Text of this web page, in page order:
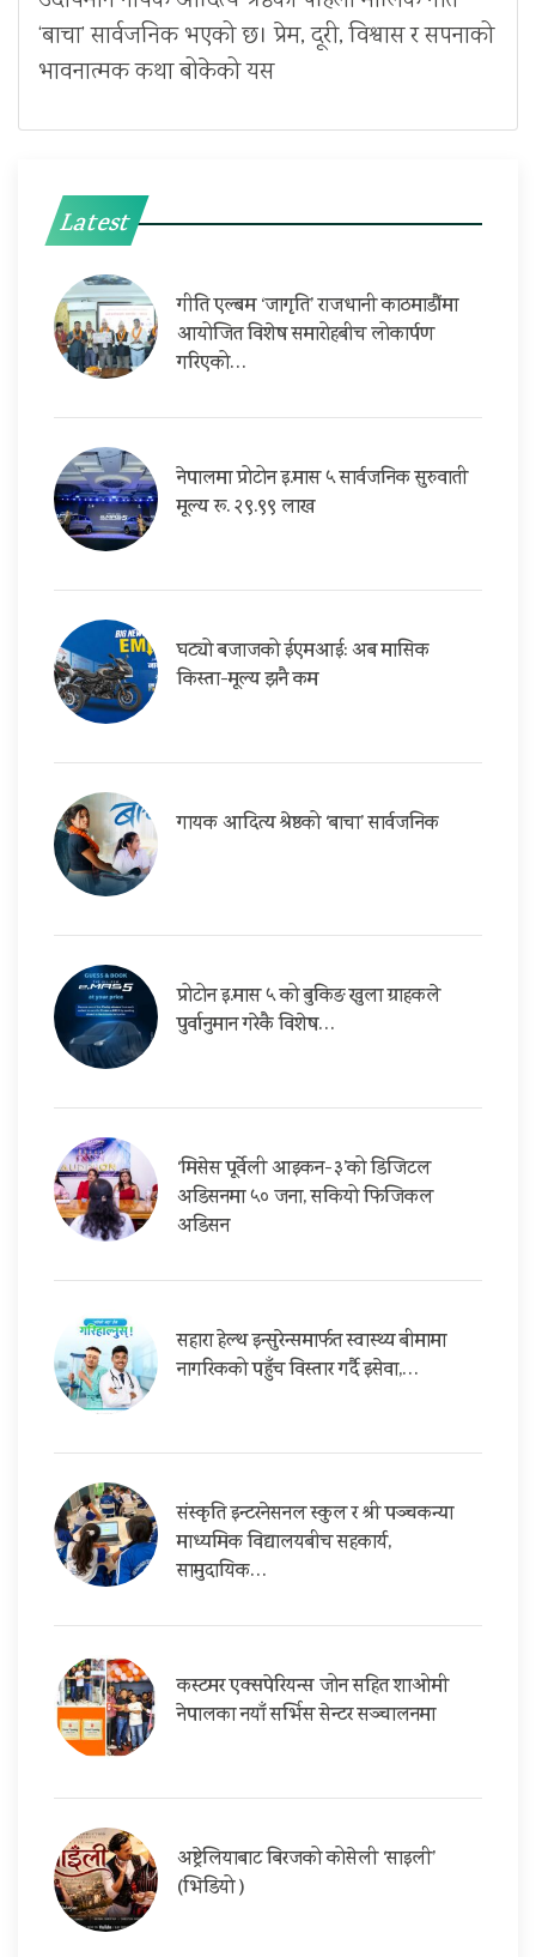
‘बाचा’ सार्वजनिक भएको छ। प्रेम, दूरी, विश्वास र सपनाको
भावनात्मक कथा बोकेको यस
Latest
गीति एल्बम ‘जागृति’ राजधानी काठमाडौंमा
आयोजित विशेष समारोहबीच लोकार्पण
गरिएको…
नेपालमा प्रोटोन इ.मास ५ सार्वजनिक सुरुवाती
मूल्य रू. २९.९९ लाख
घट्यो बजाजको ईएमआई: अब मासिक
किस्ता-मूल्य झनै कम
गायक आदित्य श्रेष्ठको ‘बाचा’ सार्वजनिक
प्रोटोन इ.मास ५ को बुकिङ खुला ग्राहकले
पुर्वानुमान गरेकै विशेष…
‘मिसेस पूर्वेली आइकन-३’को डिजिटल
अडिसनमा ५० जना, सकियो फिजिकल
अडिसन
सहारा हेल्थ इन्सुरेन्समार्फत स्वास्थ्य बीमामा
नागरिकको पहुँच विस्तार गर्दै इसेवा,…
संस्कृति इन्टरनेसनल स्कुल र श्री पञ्चकन्या
माध्यमिक विद्यालयबीच सहकार्य,
सामुदायिक…
कस्टमर एक्सपेरियन्स जोन सहित शाओमी
नेपालका नयाँ सर्भिस सेन्टर सञ्चालनमा
अष्ट्रेलियाबाट बिरजको कोसेली ‘साइली’
(भिडियो )